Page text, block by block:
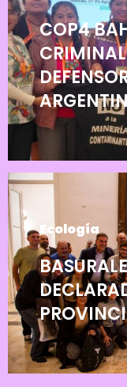
COP4
Ecología